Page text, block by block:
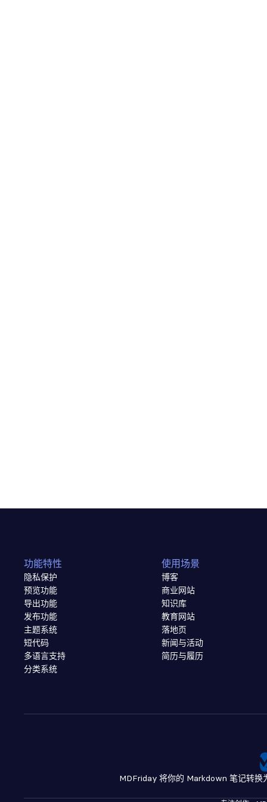
MDFriday 将你的 Markdown 笔记转换
功能特性
隐私保护
预览功能
导出功能
发布功能
主题系统
短代码
多语言支持
分类系统
使用场景
博客
商业网站
知识库
教育网站
落地页
新闻与活动
简历与履历